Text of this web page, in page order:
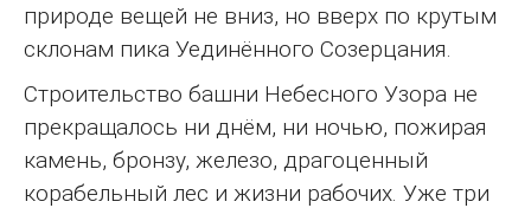
природе вещей не вниз, но вверх по крутым
склонам пика Уединённого Созерцания.
Строительство башни Небесного Узора не
прекращалось ни днём, ни ночью, пожирая
камень, бронзу, железо, драгоценный
корабельный лес и жизни рабочих. Уже три